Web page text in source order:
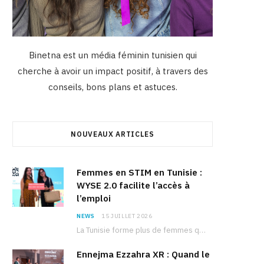
Binetna est un média féminin tunisien qui
cherche à avoir un impact positif, à travers des
conseils, bons plans et astuces.
NOUVEAUX ARTICLES
Femmes en STIM en Tunisie :
WYSE 2.0 facilite l’accès à
l’emploi
NEWS 15 JUILLET 2026
La Tunisie forme plus de femmes que d’hommes dans les filières scientifiques. Pourtant, pour beaucoup…
Ennejma Ezzahra XR : Quand le